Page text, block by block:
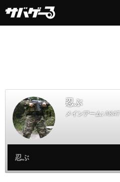
忍ぶ
メインアーム: AK47
忍ぶ